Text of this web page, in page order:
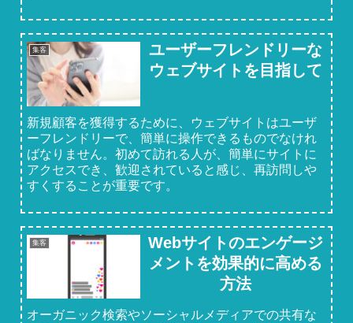
集客
ユーザーフレンドリーな
ウェブサイトを目指して
新規顧客を獲得するために、ウェブサイトはユーザ
ーフレンドリーで、簡単に操作できるものでなけれ
ばなりません。初めて訪れる人が、簡単にサイトに
アクセスでき、歓迎されていると感じ、再訪問しや
すくすることが重要です。
集客
Webサイトのエンゲージ
メントを効果的に高める
方法
オーガニック検索やソーシャルメディアでの共有な